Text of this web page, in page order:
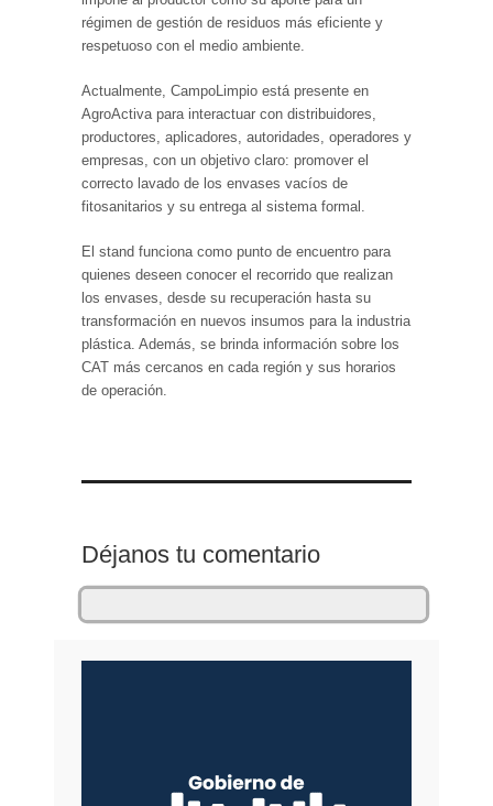
régimen de gestión de residuos más eficiente y
respetuoso con el medio ambiente.
Actualmente, CampoLimpio está presente en
AgroActiva para interactuar con distribuidores,
productores, aplicadores, autoridades, operadores y
empresas, con un objetivo claro: promover el
correcto lavado de los envases vacíos de
fitosanitarios y su entrega al sistema formal.
El stand funciona como punto de encuentro para
quienes deseen conocer el recorrido que realizan
los envases, desde su recuperación hasta su
transformación en nuevos insumos para la industria
plástica. Además, se brinda información sobre los
CAT más cercanos en cada región y sus horarios
de operación.
Déjanos tu comentario